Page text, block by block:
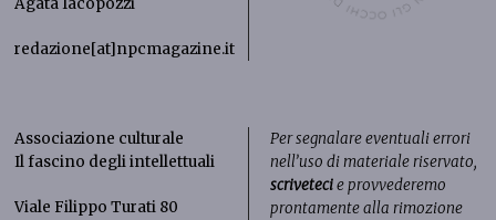
Agata Iacopozzi
redazione[at]npcmagazine.it
Associazione culturale
Il fascino degli intellettuali
Viale Filippo Turati 80
Per segnalare eventuali errori
nell’uso di materiale riservato,
scrivetecie provvederemo
prontamente alla rimozione